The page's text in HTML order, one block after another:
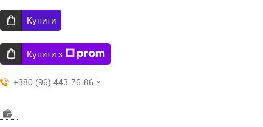
Купити
Купити з
+380 (96) 443-76-86